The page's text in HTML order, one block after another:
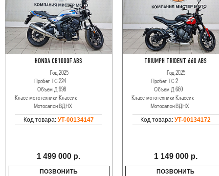
HONDA CB1000F ABS
Год2025
Пробег ТС224
Объем Д998
Класс мототехникиКлассик
МотосалонВДНХ
Код товара: УТ-00134147
1 499 000 р.
ПОЗВОНИТЬ
TRIUMPH TRIDENT 660 ABS
Год 2025
Пробег ТС2
Объем Д 660
Класс мототехники Классик
МотосалонВДНХ
Код товара:УТ-00134172
1 149 000 р.
ПОЗВОНИТЬ